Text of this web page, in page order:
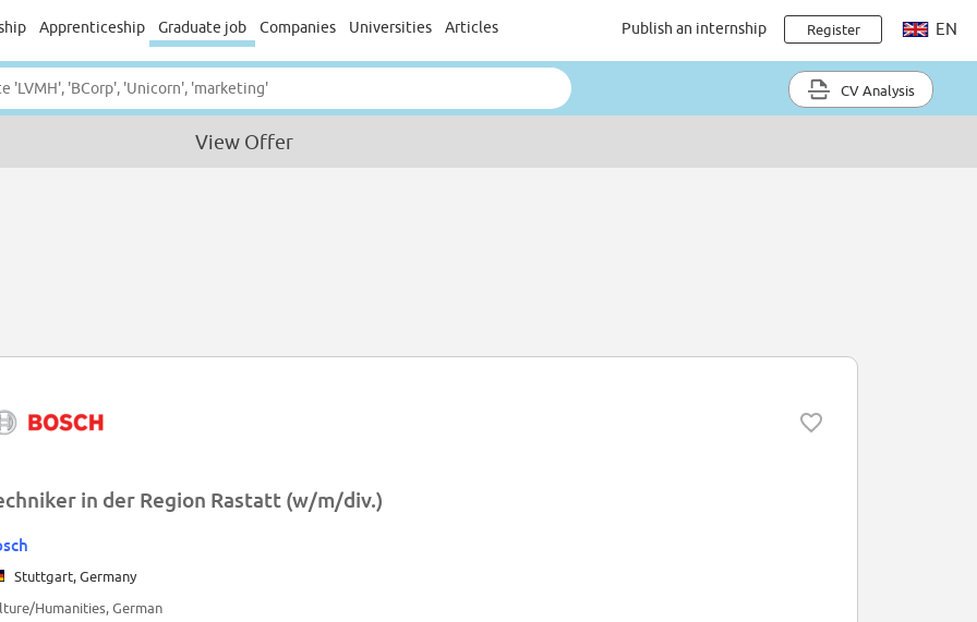
Apprenticeship Graduate job Companies Universities Articles Publish an internship Register EN
CV Analysis
View Offer
in der Region Rastatt (w/m/div.)
Stuttgart, Germany
Humanities, German